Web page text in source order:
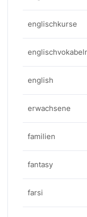
englischkurse
english
erwachsene
familien
fantasy
farsi